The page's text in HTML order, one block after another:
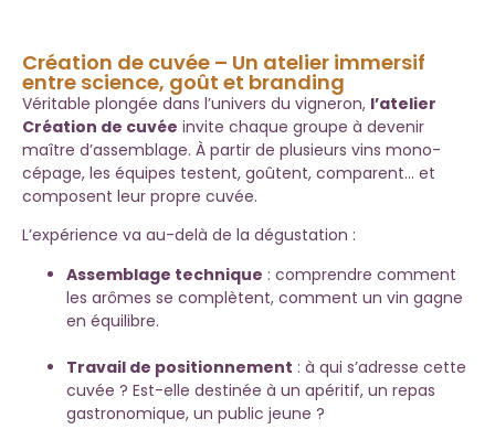
Création de cuvée – Un atelier immersif
entre science, goût et branding
Véritable plongée dans l’univers du vigneron, l’atelier
Création de cuvée invite chaque groupe à devenir
maître d’assemblage. À partir de plusieurs vins mono-
cépage, les équipes testent, goûtent, comparent… et
composent leur propre cuvée.
L’expérience va au-delà de la dégustation :
Assemblage technique : comprendre comment
les arômes se complètent, comment un vin gagne
en équilibre.
Travail de positionnement : à qui s’adresse cette
cuvée ? Est-elle destinée à un apéritif, un repas
gastronomique, un public jeune ?